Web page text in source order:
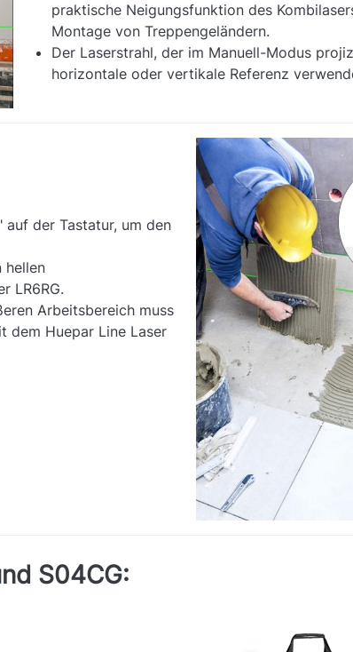
praktische Neigungsfunktion des
Montage von Treppengeländern.
Der Laserstrahl, der im Manuell-Modus
horizontale oder vertikale Referenz
auf der Tastatur, um den
hellen
LR6RG.
Arbeitsbereich muss
dem Huepar Line Laser
S04CG: